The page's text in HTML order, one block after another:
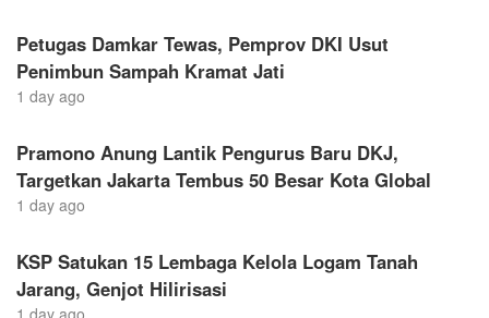
Petugas Damkar Tewas, Pemprov DKI Usut
Penimbun Sampah Kramat Jati
1 day ago
Pramono Anung Lantik Pengurus Baru DKJ,
Targetkan Jakarta Tembus 50 Besar Kota Global
1 day ago
KSP Satukan 15 Lembaga Kelola Logam Tanah
Jarang, Genjot Hilirisasi